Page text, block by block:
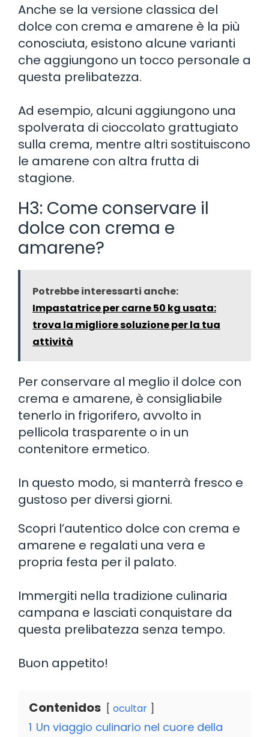
Anche se la versione classica del
dolce con crema e amarene è la più
conosciuta, esistono alcune varianti
che aggiungono un tocco personale a
questa prelibatezza.
Ad esempio, alcuni aggiungono una
spolverata di cioccolato grattugiato
sulla crema, mentre altri sostituiscono
le amarene con altra frutta di
stagione.
H3: Come conservare il
dolce con crema e
amarene?
Potrebbe interessarti anche:
Impastatrice per carne 50 kg usata:
trova la migliore soluzione per la tua
attività
Per conservare al meglio il dolce con
crema e amarene, è consigliabile
tenerlo in frigorifero, avvolto in
pellicola trasparente o in un
contenitore ermetico.
In questo modo, si manterrà fresco e
gustoso per diversi giorni.
Scopri l’autentico dolce con crema e
amarene e regalati una vera e
propria festa per il palato.
Immergiti nella tradizione culinaria
campana e lasciati conquistare da
questa prelibatezza senza tempo.
Buon appetito!
Contenidos ocultar
1 Un viaggio culinario nel cuore della